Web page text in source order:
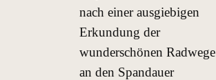
nach einer ausgiebigen
Erkundung der
wunderschönen Radwege
an den Spandauer